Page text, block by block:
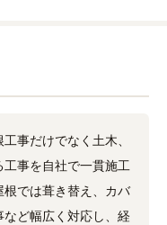
事だけでなく土木、
事を自社で一貫施工
では葺き替え、カバ
ど幅広く対応し、経